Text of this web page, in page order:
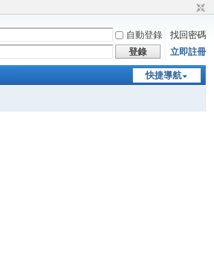
自動登錄
找回密碼
登錄 立即註冊
快捷導航